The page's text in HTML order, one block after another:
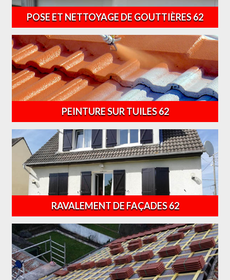
POSE ET NETTOYAGE DE GOUTTIÈRES 62
PEINTURE SUR TUILES 62
RAVALEMENT DE FAÇADES 62